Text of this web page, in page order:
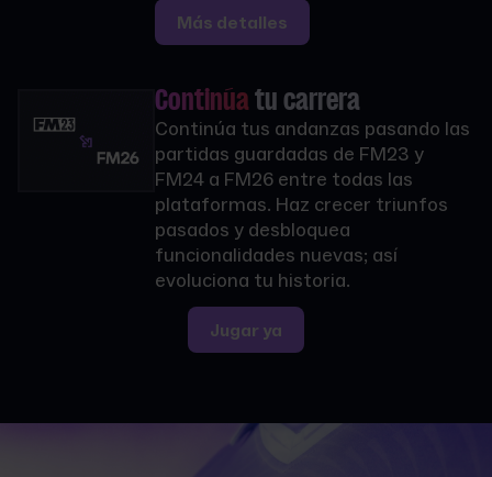
Más detalles
Continúatu carrera
Continúa tus andanzas pasando las
partidas guardadas de FM23 y
FM24 a FM26 entre todas las
plataformas. Haz crecer triunfos
pasados y desbloquea
funcionalidades nuevas; así
evoluciona tu historia.
Jugar ya